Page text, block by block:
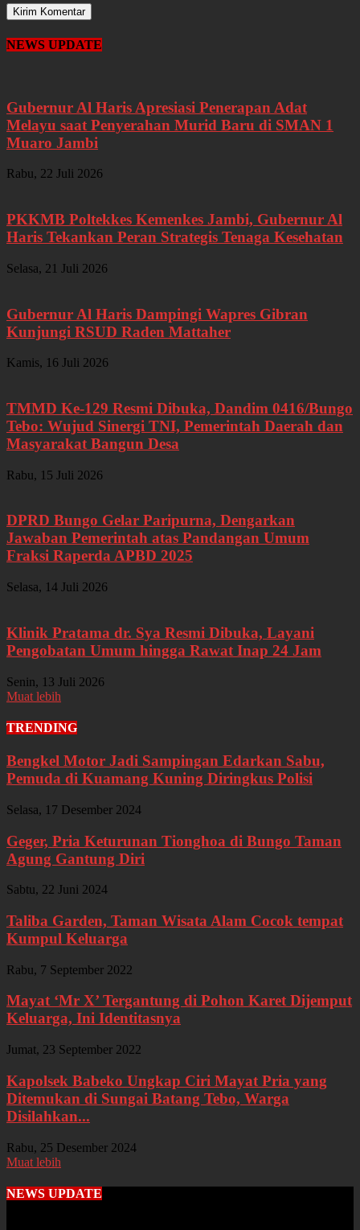
NEWS UPDATE
Gubernur Al Haris Apresiasi Penerapan Adat
Melayu saat Penyerahan Murid Baru di SMAN 1
Muaro Jambi
Rabu, 22 Juli 2026
PKKMB Poltekkes Kemenkes Jambi, Gubernur Al
Haris Tekankan Peran Strategis Tenaga Kesehatan
Selasa, 21 Juli 2026
Gubernur Al Haris Dampingi Wapres Gibran
Kunjungi RSUD Raden Mattaher
Kamis, 16 Juli 2026
TMMD Ke-129 Resmi Dibuka, Dandim 0416/Bungo
Tebo: Wujud Sinergi TNI, Pemerintah Daerah dan
Masyarakat Bangun Desa
Rabu, 15 Juli 2026
DPRD Bungo Gelar Paripurna, Dengarkan
Jawaban Pemerintah atas Pandangan Umum
Fraksi Raperda APBD 2025
Selasa, 14 Juli 2026
Klinik Pratama dr. Sya Resmi Dibuka, Layani
Pengobatan Umum hingga Rawat Inap 24 Jam
Senin, 13 Juli 2026
Muat lebih
TRENDING
Bengkel Motor Jadi Sampingan Edarkan Sabu,
Pemuda di Kuamang Kuning Diringkus Polisi
Selasa, 17 Desember 2024
Geger, Pria Keturunan Tionghoa di Bungo Taman
Agung Gantung Diri
Sabtu, 22 Juni 2024
Taliba Garden, Taman Wisata Alam Cocok tempat
Kumpul Keluarga
Rabu, 7 September 2022
Mayat ‘Mr X’ Tergantung di Pohon Karet Dijemput
Keluarga, Ini Identitasnya
Jumat, 23 September 2022
Kapolsek Babeko Ungkap Ciri Mayat Pria yang
Ditemukan di Sungai Batang Tebo, Warga
Disilahkan...
Rabu, 25 Desember 2024
Muat lebih
NEWS UPDATE